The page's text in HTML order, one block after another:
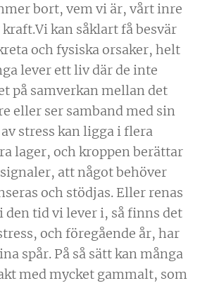
bort, vem vi är, vårt inre
kan såklart få besvär
och fysiska orsaker, helt
lever ett liv där de inte
på samverkan mellan det
eller ser samband med sin
stress kan ligga i flera
lager, och kroppen berättar
att något behöver
och stödjas. Eller renas
den tid vi lever i, så finns det
och föregående år, har
spår. På så sätt kan många
med mycket gammalt, som